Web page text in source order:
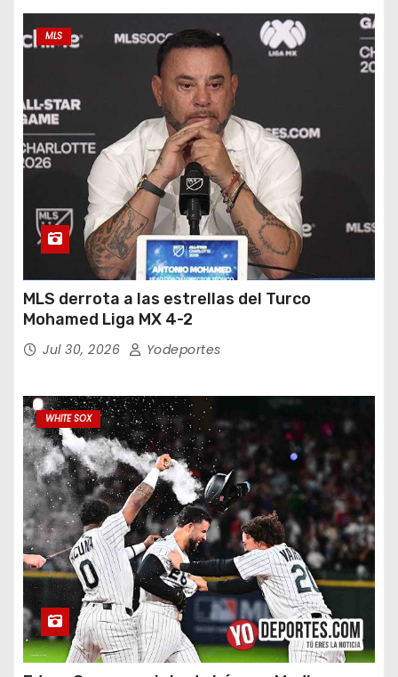
MLS
MLS derrota a las estrellas del Turco
Mohamed Liga MX 4-2
Jul 30, 2026 Yodeportes
WHITE SOX